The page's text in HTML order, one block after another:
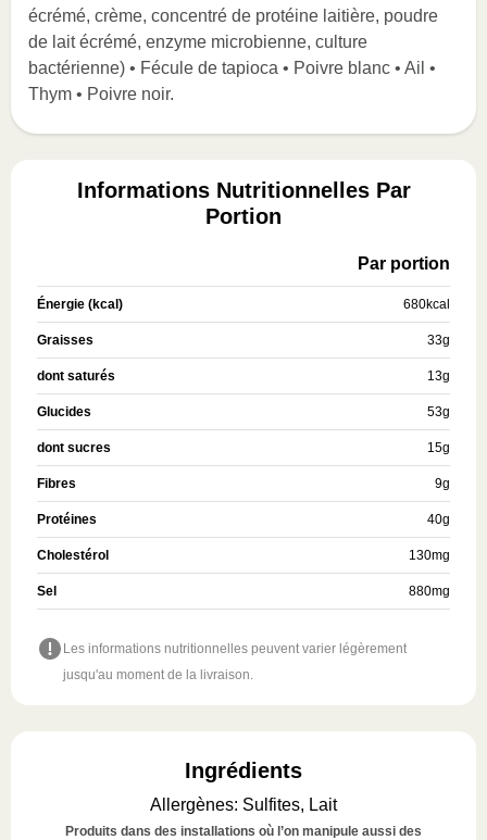
écrémé, crème, concentré de protéine laitière, poudre
de lait écrémé, enzyme microbienne, culture
bactérienne) • Fécule de tapioca • Poivre blanc • Ail •
Thym • Poivre noir.
Informations Nutritionnelles Par
Portion
Par portion
Énergie (kcal) 680kcal
Graisses 33g
dont saturés 13g
Glucides 53g
dont sucres 15g
Fibres 9g
Protéines 40g
Cholestérol 130mg
Sel 880mg
Les informations nutritionnelles peuvent varier légèrement
jusqu'au moment de la livraison.
Ingrédients
Allergènes: Sulfites, Lait
Produits dans des installations où l’on manipule aussi des